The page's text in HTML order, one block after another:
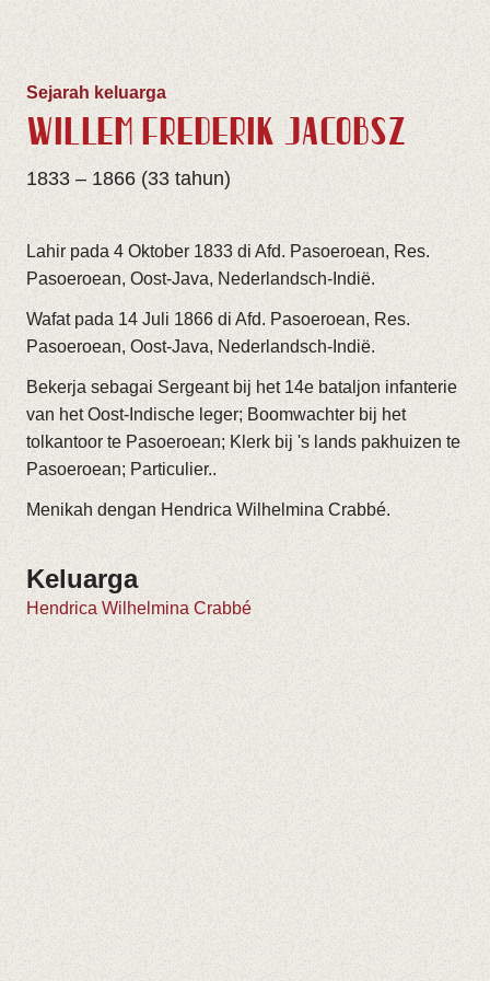
Sejarah keluarga
WILLEM FREDERIK JACOBSZ
1833 – 1866 (33 tahun)
Lahir pada 4 Oktober 1833 di Afd. Pasoeroean, Res.
Pasoeroean, Oost-Java, Nederlandsch-Indië.
Wafat pada 14 Juli 1866 di Afd. Pasoeroean, Res.
Pasoeroean, Oost-Java, Nederlandsch-Indië.
Bekerja sebagai Sergeant bij het 14e bataljon infanterie
van het Oost-Indische leger; Boomwachter bij het
tolkantoor te Pasoeroean; Klerk bij 's lands pakhuizen te
Pasoeroean; Particulier..
Menikah dengan Hendrica Wilhelmina Crabbé.
Keluarga
Hendrica Wilhelmina Crabbé